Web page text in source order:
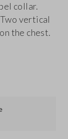
collar.
vertical
the chest.